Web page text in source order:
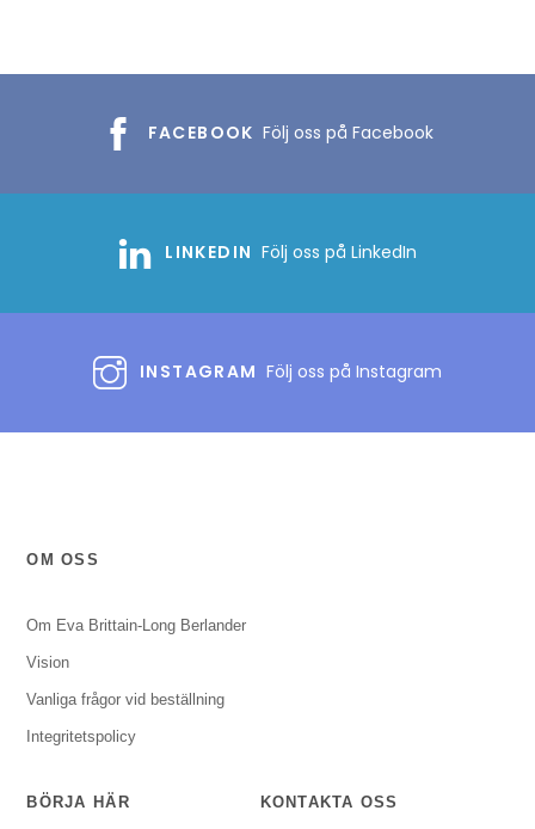
FACEBOOK Följ oss på Facebook
LINKEDIN Följ oss på LinkedIn
INSTAGRAM Följ oss på Instagram
OM OSS
Om Eva Brittain-Long Berlander
Vision
Vanliga frågor vid beställning
Integritetspolicy
BÖRJA HÄR KONTAKTA OSS